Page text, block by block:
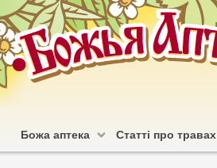
Божа аптека Статті про травах